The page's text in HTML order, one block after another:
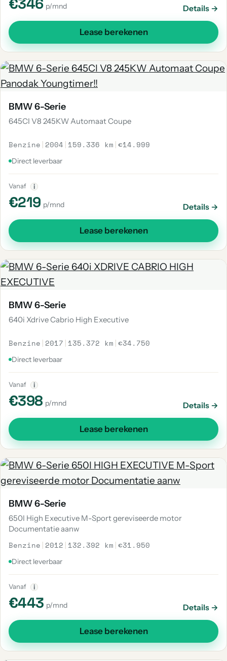
p/mnd Details →
Lease berekenen
BMW 6-Serie
645CI V8 245KW Automaat Coupe
Benzine | 2004 | 159.336 km |€14.999
Direct leverbaar
Vanaf i
€219 p/mnd Details →
Lease berekenen
BMW 6-Serie
640i Xdrive Cabrio High Executive
Benzine | 2017 | 135.372 km |€34.750
Direct leverbaar
Vanaf i
€398 p/mnd Details →
Lease berekenen
BMW 6-Serie
650I High Executive M-Sport gereviseerde motor
Documentatie aanw
Benzine | 2012 | 132.392 km |€31.950
Direct leverbaar
Vanaf i
€443 p/mnd Details →
Lease berekenen